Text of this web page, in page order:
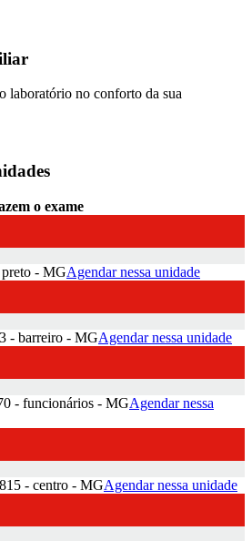
laboratório no conforto da sua
o exame
preto - MGAgendar nessa unidade
- barreiro - MGAgendar nessa unidade
- funcionários - MGAgendar nessa
- centro - MGAgendar nessa unidade